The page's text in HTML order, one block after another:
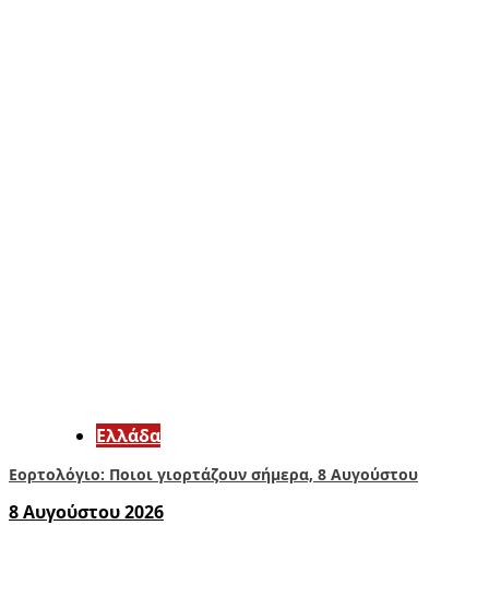
Ελλάδα
Εορτολόγιο: Ποιοι γιορτάζουν σήμερα, 8 Αυγούστου
8 Αυγούστου 2026